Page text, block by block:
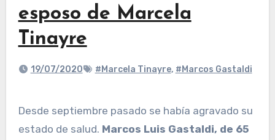
esposo de Marcela
Tinayre
19/07/2020 #Marcela Tinayre, #Marcos Gastaldi
Desde septiembre pasado se había agravado su
estado de salud. Marcos Luis Gastaldi, de 65